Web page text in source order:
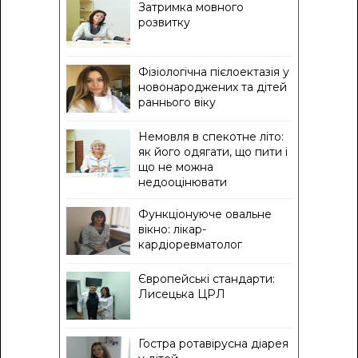
Затримка мовного
розвитку
Фізіологічна пієлоектазія у
новонароджених та дітей
раннього віку
Немовля в спекотне літо:
як його одягати, що пити і
що не можна
недооцінювати
Функціонуюче овальне
вікно: лікар-
кардіоревматолог
Європейські стандарти:
Лисецька ЦРЛ
Гостра ротавірусна діарея